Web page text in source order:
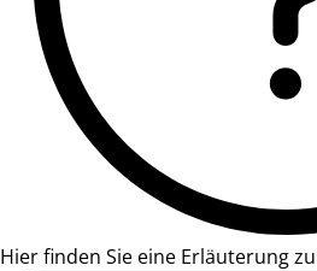
Hier finden Sie eine Erläuterung